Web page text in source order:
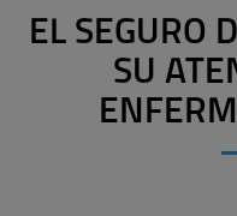
EL SEGURO
SU